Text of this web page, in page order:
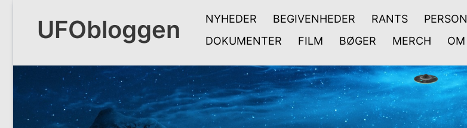
contentUFObloggen NYHEDER BEGIVENHEDER RANTS
DOKUMENTER
FILM BØGER MERCH OM